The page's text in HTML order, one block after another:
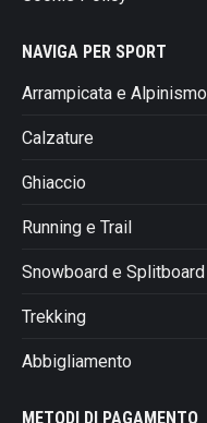
NAVIGA PER SPORT
Arrampicata e Alpinismo
Calzature
Ghiaccio
Running e Trail
Snowboard e Splitboard
Trekking
Abbigliamento
METODI DI PAGAMENTO